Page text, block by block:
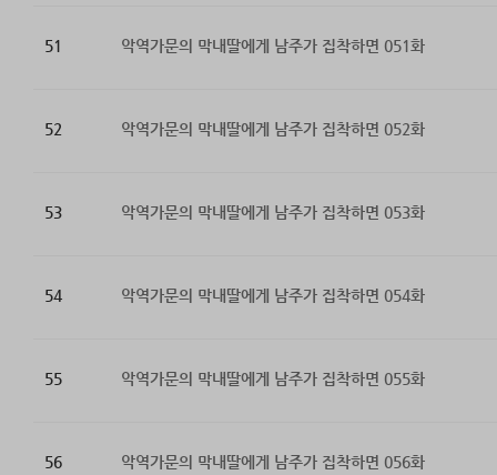
51 악역가문의 막내딸에게 남주가 집착하면 051화
52 악역가문의 막내딸에게 남주가 집착하면 052화
53 악역가문의 막내딸에게 남주가 집착하면 053화
54 악역가문의 막내딸에게 남주가 집착하면 054화
55 악역가문의 막내딸에게 남주가 집착하면 055화
56 악역가문의 막내딸에게 남주가 집착하면 056화